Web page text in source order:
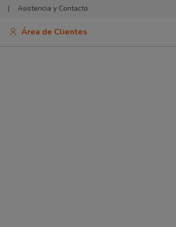
| Asistencia y Contacto
Área de Clientes